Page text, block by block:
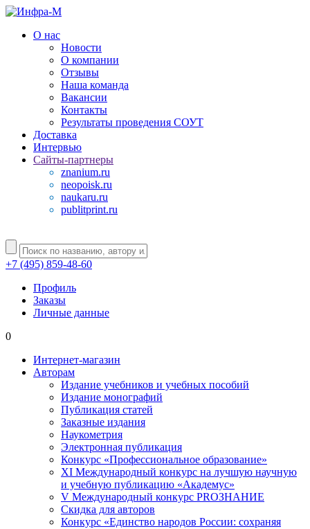
О нас
Новости
О компании
Отзывы
Наша команда
Вакансии
Контакты
Результаты проведения СОУТ
Доставка
Интервью
Сайты-партнеры
znanium.ru
neopoisk.ru
naukaru.ru
publitprint.ru
+7 (495) 859-48-60
Профиль
Заказы
Личные данные
0
Интернет-магазин
Авторам
Издание учебников и учебных пособий
Издание монографий
Публикация статей
Заказные издания
Наукометрия
Электронная публикация
Конкурс «Профессиональное образование»
XI Международный конкурс на лучшую научную
и учебную публикацию «Академус»
V Международный конкурс PROЗНАНИЕ
Скидка для авторов
Конкурс «Единство народов России: сохраняя